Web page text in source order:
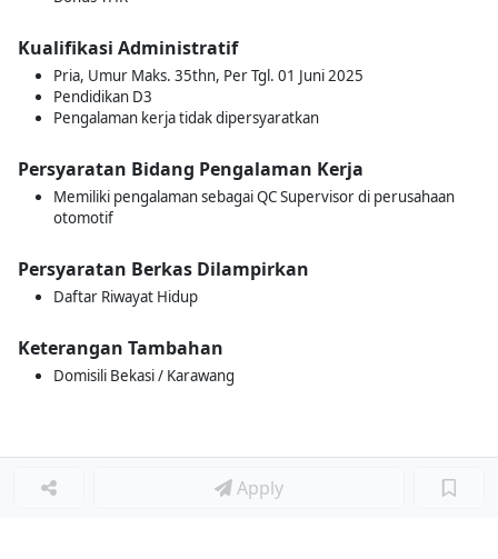
Kualifikasi Administratif
Pria, Umur Maks. 35thn, Per Tgl. 01 Juni 2025
Pendidikan D3
Pengalaman kerja tidak dipersyaratkan
Persyaratan Bidang Pengalaman Kerja
Memiliki pengalaman sebagai QC Supervisor di perusahaan
otomotif
Persyaratan Berkas Dilampirkan
Daftar Riwayat Hidup
Keterangan Tambahan
Domisili Bekasi / Karawang
Apply